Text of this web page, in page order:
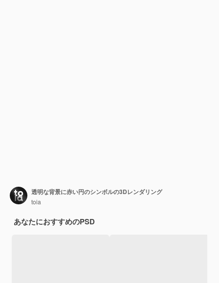
透明な背景に赤い円のシンボルの3Dレンダリング
toia
あなたにおすすめのPSD